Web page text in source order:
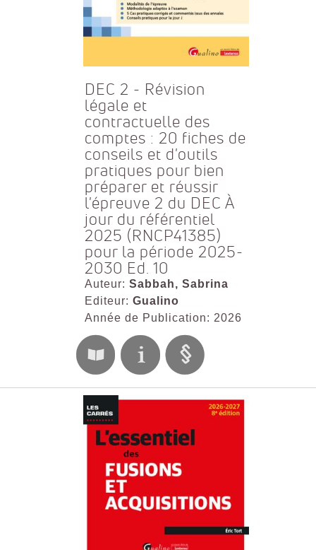
DEC 2 - Révision
légale et
contractuelle des
comptes : 20 fiches de
conseils et d'outils
pratiques pour bien
préparer et réussir
l'épreuve 2 du DEC À
jour du référentiel
2025 (RNCP41385)
pour la période 2025-
2030 Ed. 10
Auteur: Sabbah, Sabrina
Editeur: Gualino
Année de Publication: 2026